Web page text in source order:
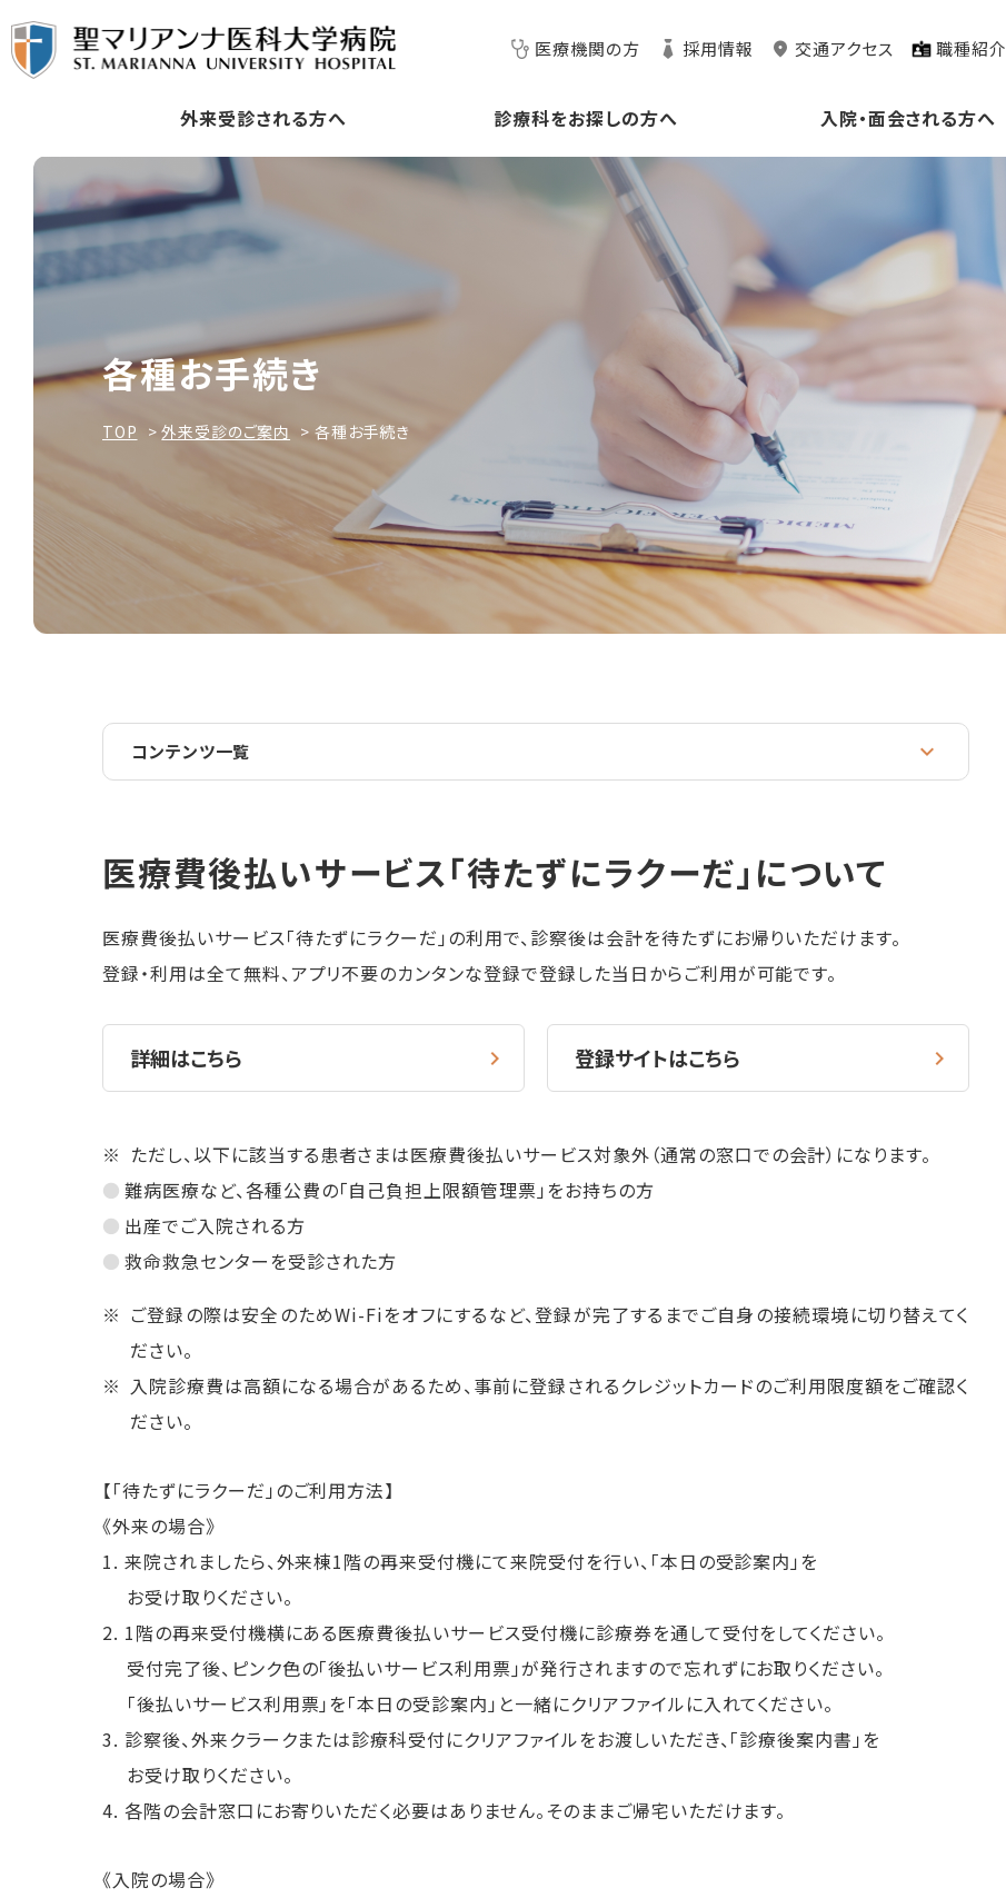
医療機関の方 採用情報 交通アクセス 職種紹介
外来受診される方へ 診療科をお探しの方へ 入院・面会される方へ
各種お手続き
TOP 外来受診のご案内 各種お手続き
コンテンツ一覧
医療費後払いサービス「待たずにラクーだ」について
医療費後払いサービス「待たずにラクーだ」の利用で、診察後は会計を待たずにお帰りいただけます。
登録・利用は全て無料、アプリ不要のカンタンな登録で登録した当日からご利用が可能です。
詳細はこちら 登録サイトはこちら
ただし、以下に該当する患者さまは医療費後払いサービス対象外（通常の窓口での会計）になります。
難病医療など、各種公費の「自己負担上限額管理票」をお持ちの方
出産でご入院される方
救命救急センターを受診された方
ご登録の際は安全のためWi-Fiをオフにするなど、登録が完了するまでご自身の接続環境に切り替えてく
ださい。
入院診療費は高額になる場合があるため、事前に登録されるクレジットカードのご利用限度額をご確認く
ださい。
【「待たずにラクーだ」のご利用方法】
《外来の場合》
1. 来院されましたら、外来棟1階の再来受付機にて来院受付を行い、「本日の受診案内」を
お受け取りください。
2. 1階の再来受付機横にある医療費後払いサービス受付機に診療券を通して受付をしてください。
受付完了後、ピンク色の｢後払いサービス利用票｣が発行されますので忘れずにお取りください。
｢後払いサービス利用票｣を「本日の受診案内」と一緒にクリアファイルに入れてください。
3. 診察後、外来クラークまたは診療科受付にクリアファイルをお渡しいただき、「診療後案内書」を
お受け取りください。
4. 各階の会計窓口にお寄りいただく必要はありません。そのままご帰宅いただけます。
《入院の場合》